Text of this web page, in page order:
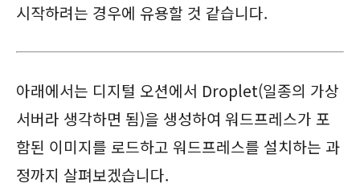
시작하려는 경우에 유용할 것 같습니다.
아래에서는 디지털 오션에서 Droplet(일종의 가상
서버라 생각하면 됨)을 생성하여 워드프레스가 포
함된 이미지를 로드하고 워드프레스를 설치하는 과
정까지 살펴보겠습니다.